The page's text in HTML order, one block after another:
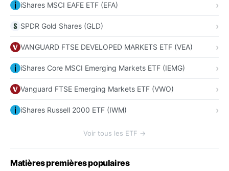
iShares MSCI EAFE ETF (EFA)
SPDR Gold Shares (GLD)
VANGUARD FTSE DEVELOPED MARKETS ETF (VEA)
iShares Core MSCI Emerging Markets ETF (IEMG)
Vanguard FTSE Emerging Markets ETF (VWO)
iShares Russell 2000 ETF (IWM)
Voir tous les ETF →
Matières premières populaires